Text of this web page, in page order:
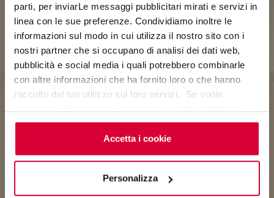
parti, per inviarLe messaggi pubblicitari mirati e servizi in
linea con le sue preferenze. Condividiamo inoltre le
informazioni sul modo in cui utilizza il nostro sito con i
nostri partner che si occupano di analisi dei dati web,
pubblicità e social media i quali potrebbero combinarle
con altre informazioni che ha fornito loro o che hanno
raccolto dal tuo utilizzo sui loro servizi. Se vuole
cookieclicchi qui. Il consenso può essere espresso
cliccando sul tasto “Accetta i cookie”. Se non vuole i
cookie di profilazione può negare il consenso sul tasto
Accetta i cookie
Personalizza
ONICE
MARBLES OF LIGHT